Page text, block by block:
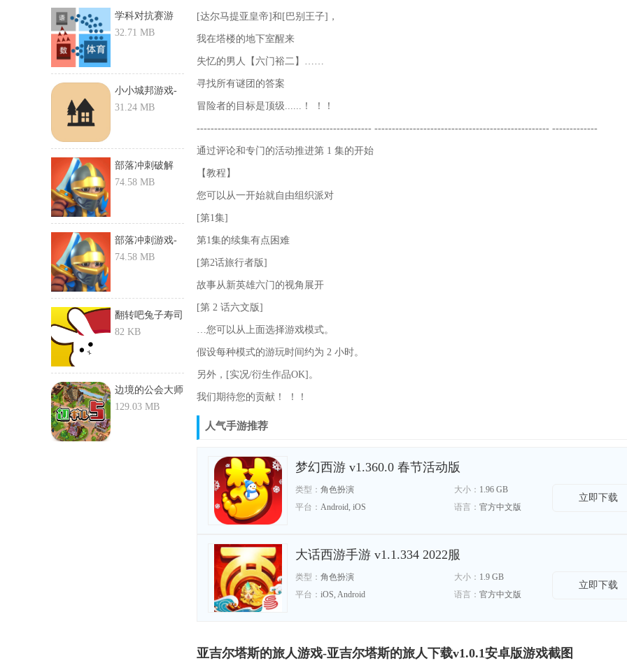
学科对抗赛游
戏-学科对...
32.71 MB
小小城邦游戏-
小小城邦...
31.24 MB
部落冲刺破解
版-部落冲...
74.58 MB
部落冲刺游戏-
部落冲刺...
74.58 MB
翻转吧兔子寿司
游戏-翻...
82 KB
边境的公会大师
5游戏-...
129.03 MB
[达尔马提亚皇帝]和[巴别王子]，
我在塔楼的地下室醒来
失忆的男人【六门裕二】……
寻找所有谜团的答案
冒险者的目标是顶级......！ ！！
-------------------------------------------------- -------------------------------------------------- -------------
通过评论和专门的活动推进第 1 集的开始
【教程】
您可以从一开始就自由组织派对
[第1集]
第1集的续集有点困难
[第2话旅行者版]
故事从新英雄六门的视角展开
[第 2 话六文版]
…您可以从上面选择游戏模式。
假设每种模式的游玩时间约为 2 小时。
另外，[实况/衍生作品OK]。
我们期待您的贡献！ ！！
人气手游推荐
梦幻西游 v1.360.0 春节活动版
类型： 角色扮演 大小： 1.96 GB
平台： Android, iOS 语言： 官方中文版
立即下载
大话西游手游 v1.1.334 2022服
类型： 角色扮演 大小： 1.9 GB
平台： iOS, Android 语言： 官方中文版
立即下载
亚吉尔塔斯的旅人游戏-亚吉尔塔斯的旅人下载v1.0.1安卓版游戏截图